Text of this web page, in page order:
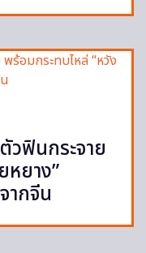
วฟินกระจาย
หยาง”
ากจีน